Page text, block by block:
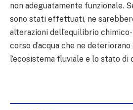
non adeguatamente funzionale.
sono stati effettuati, ne
alterazioni dell’equilibrio
corso d’acqua che ne
l’ecosistema fluviale e lo stato di